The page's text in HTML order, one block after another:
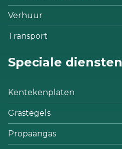
Verhuur
Transport
Speciale diensten
Kentekenplaten
Grastegels
Propaangas